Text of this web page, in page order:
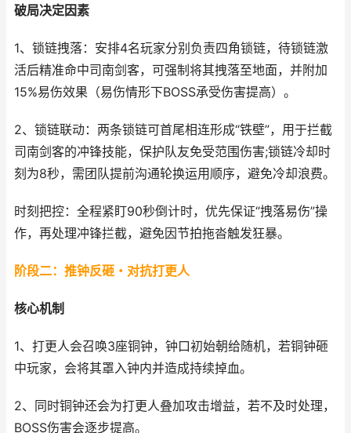
破局决定因素
1、锁链拽落：安排4名玩家分别负责四角锁链，待锁链激
活后精准命中司南剑客，可强制将其拽落至地面，并附加
15%易伤效果（易伤情形下BOSS承受伤害提高）。
2、锁链联动：两条锁链可首尾相连形成“铁壁”，用于拦截
司南剑客的冲锋技能，保护队友免受范围伤害;锁链冷却时
刻为8秒，需团队提前沟通轮换运用顺序，避免冷却浪费。
时刻把控：全程紧盯90秒倒计时，优先保证“拽落易伤”操
作，再处理冲锋拦截，避免因节拍拖沓触发狂暴。
阶段二：推钟反砸・对抗打更人
核心机制
1、打更人会召唤3座铜钟，钟口初始朝给随机，若铜钟砸
中玩家，会将其罩入钟内并造成持续掉血。
2、同时铜钟还会为打更人叠加攻击增益，若不及时处理，
BOSS伤害会逐步提高。